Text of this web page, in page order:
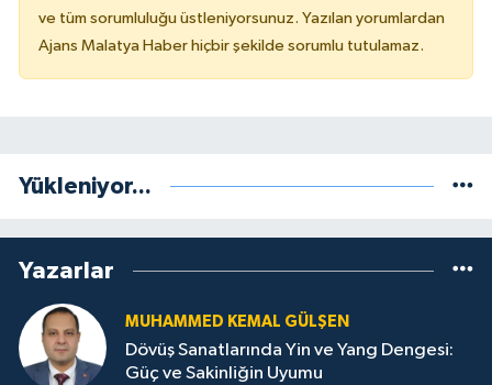
ve tüm sorumluluğu üstleniyorsunuz. Yazılan yorumlardan
Ajans Malatya Haber hiçbir şekilde sorumlu tutulamaz.
Yükleniyor...
Yazarlar
MUHAMMED KEMAL GÜLŞEN
Dövüş Sanatlarında Yin ve Yang Dengesi:
Güç ve Sakinliğin Uyumu